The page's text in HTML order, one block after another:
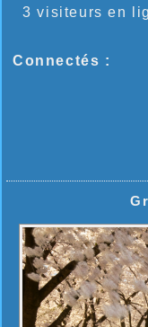
3 visiteurs en
Connectés :